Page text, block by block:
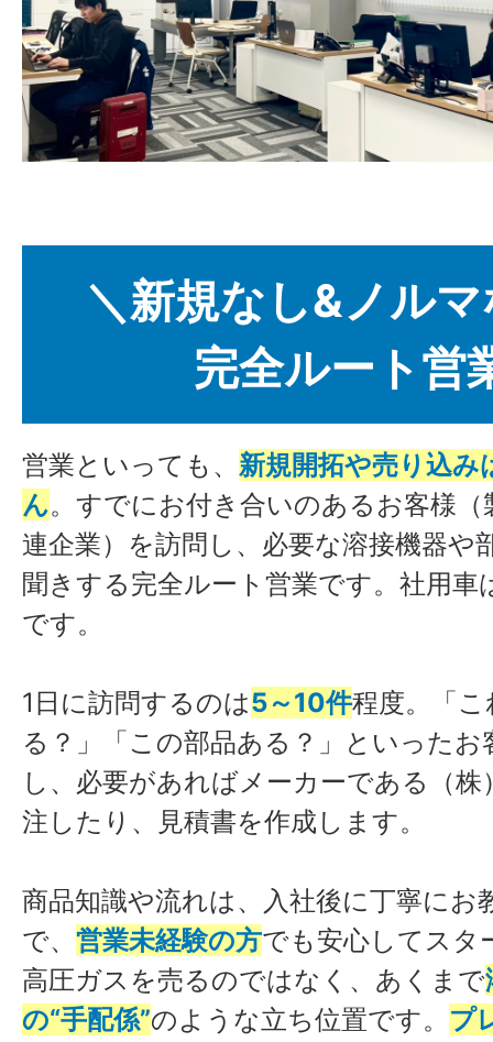
＼新規なし&ノル
完全ルート営
営業といっても、 新規開拓や売り込み
ん。すでにお付き合いのあるお客様（
連企業）を訪問し、必要な溶接機器や
聞きする完全ルート営業です。社用車
です。
1日に訪問するのは5～10件程度。「
る？」「この部品ある？」といったお
し、必要があればメーカーである（
注したり、見積書を作成します。
商品知識や流れは、入社後に丁寧にお
で、 営業未経験の方でも安心してスタ
高圧ガスを売るのではなく、あくまで
の“手配係”のような立ち位置です。 プ